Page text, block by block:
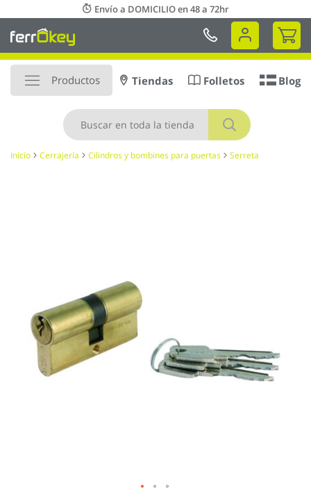
al
contenido
Envío a DOMICILIO en 48 a 72hr
Mi
Productos
Buscar
Tiendas Folletos Blog
Inicio Cerrajería Cilindros y bombines para puertas Serreta